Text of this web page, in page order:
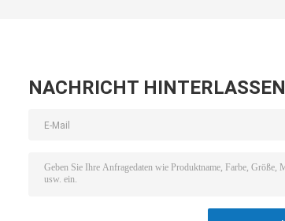
NACHRICHT HINTERLASSEN